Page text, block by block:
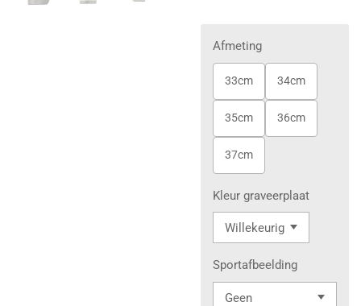
Afmeting
33cm 34cm
35cm 36cm
37cm
Kleur graveerplaat
Sportafbeelding